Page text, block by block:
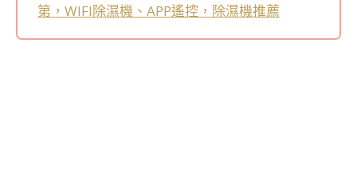
第，WIFI除濕機、APP遙控，除濕機推薦